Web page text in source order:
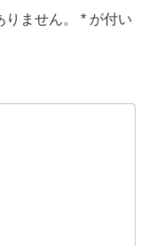
ません。 * が付い